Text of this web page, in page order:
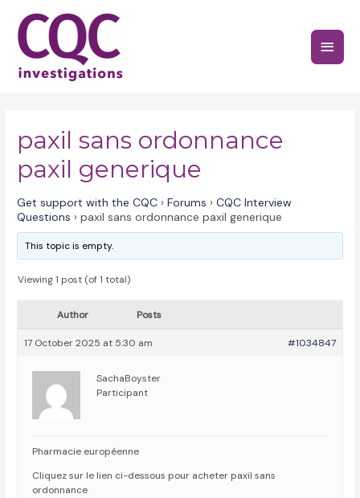
content
Main
paxil sans ordonnance
paxil generique
Get support with the CQC › Forums › CQC Interview
Questions › paxil sans ordonnance paxil generique
This topic is empty.
Viewing 1 post (of 1 total)
Author Posts
17 October 2025 at 5:30 am #1034847
SachaBoyster
Participant
Pharmacie européenne
Cliquez sur le lien ci-dessous pour acheter paxil sans
ordonnance